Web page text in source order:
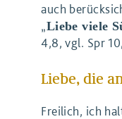
auch
„Liebe viele
4,8, vgl. Spr
Liebe, die
Freilich, ich